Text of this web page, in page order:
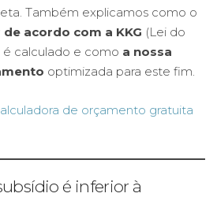
Também explicamos como o
acordo com a KKG (Lei do
calculado e como a nossa
optimizada para este fim.
de orçamento gratuita
é inferior à